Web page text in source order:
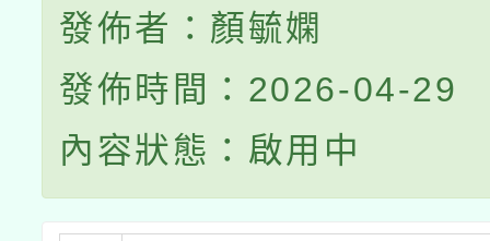
發佈者：顏毓嫻
發佈時間：2026-04-29
內容狀態：啟用中